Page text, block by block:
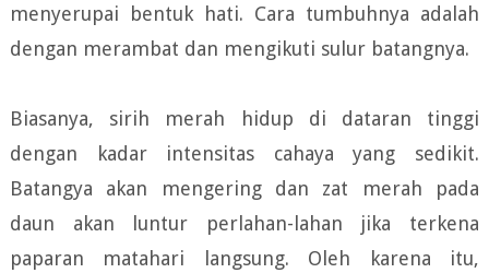
menyerupai bentuk hati. Cara tumbuhnya adalah
dengan merambat dan mengikuti sulur batangnya.
Biasanya, sirih merah hidup di dataran tinggi
dengan kadar intensitas cahaya yang sedikit.
Batangya akan mengering dan zat merah pada
daun akan luntur perlahan-lahan jika terkena
paparan matahari langsung. Oleh karena itu,